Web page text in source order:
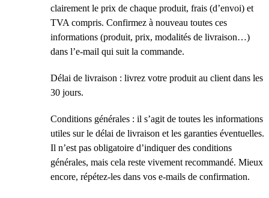
clairement le prix de chaque produit, frais (d’envoi) et
TVA compris. Confirmez à nouveau toutes ces
informations (produit, prix, modalités de livraison…)
dans l’e-mail qui suit la commande.
Délai de livraison : livrez votre produit au client dans les
30 jours.
Conditions générales : il s’agit de toutes les informations
utiles sur le délai de livraison et les garanties éventuelles.
Il n’est pas obligatoire d’indiquer des conditions
générales, mais cela reste vivement recommandé. Mieux
encore, répétez-les dans vos e-mails de confirmation.